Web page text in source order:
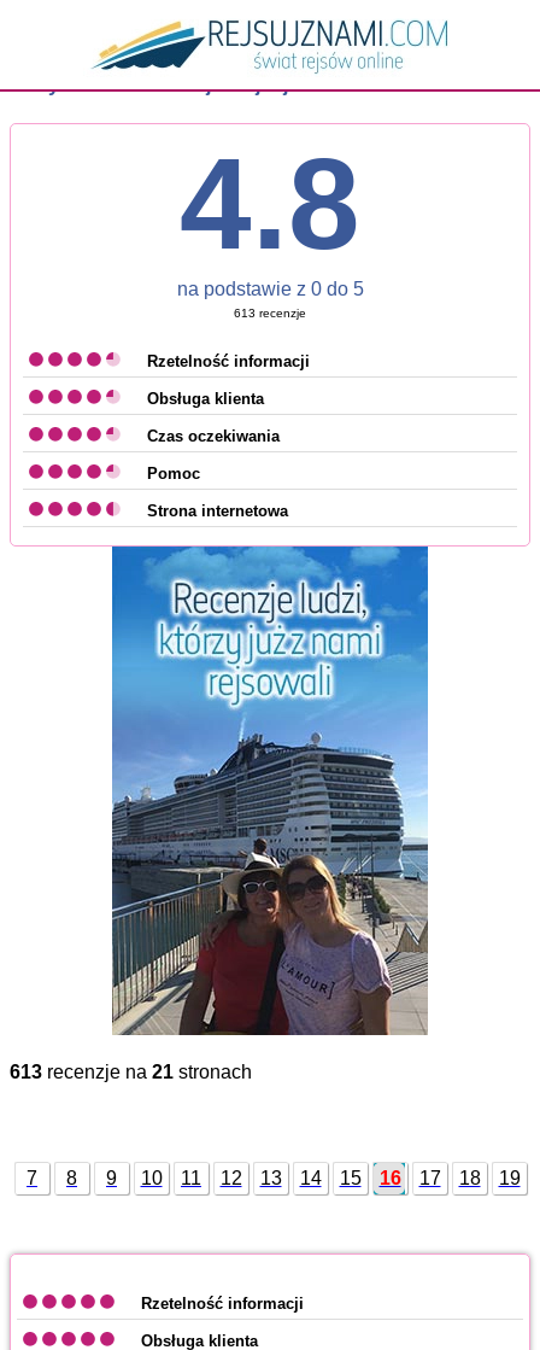
Wszystkie 613 recenzji o rejsujznami.com
4.8
na podstawie z 0do 5
613 recenzje
Rzetelność informacji
Obsługa klienta
Czas oczekiwania
Pomoc
Strona internetowa
613 recenzje na 21 stronach
7 8 9 10 11 12 13 14 15 16 17 18 19
Rzetelność informacji
Obsługa klienta